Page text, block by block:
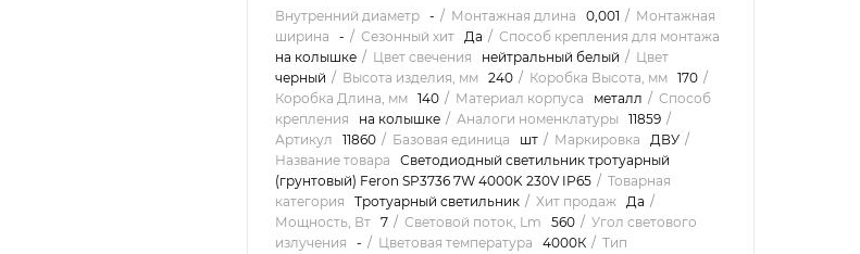
Внутренний диаметр - Монтажная длина 0,001
Монтажная
ширина
- Сезонный хит Да
Способ крепления для монтажа
на колышке
Цвет свечения нейтральный белый
Цвет
черный
Высота изделия, мм 240 Коробка Высота, мм
170
Коробка Длина, мм
140 Материал корпуса металл
Способ
крепления
на колышке Аналоги номенклатуры
11859
Артикул
11860 Базовая единица шт Маркировка
ДВУ
Название товара
Светодиодный светильник тротуарный
(грунтовый) Feron SP3736 7W 4000K 230V IP65
Товарная
категория
Тротуарный светильник Хит продаж
Да
Мощность, Вт
7 Световой поток, Lm 560
Угол светового
излучения
- Цветовая температура 4000К
Тип